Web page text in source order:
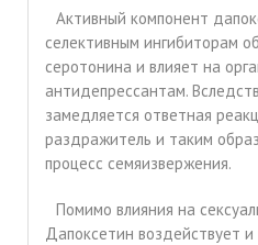
Активный компонент
селективным ингибиторам
серотонина и влияет на
антидепрессантам.
замедляется ответная
раздражитель и таким
процесс семяизвержения.
Помимо влияния на
Дапоксетин воздействует